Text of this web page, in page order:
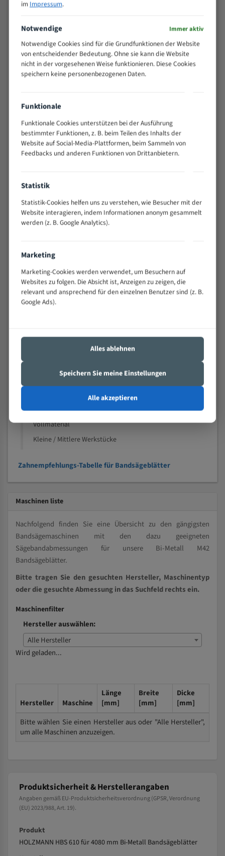
25 - 50
35 - 70
80 - 180
3/4
130 -
350
2/3
200 -
> 500
0,75/1,25
Vorteile:
Widerstandsfähig gegen Zahnbruch auch bei
schwierigen Werkstücken (Materialmischung,
wechselnde Verbindungslängen)
Sehr geringe Vibration
Technische Beschreibung:
Positiver Spanwinkel
Bandkörper aus hochlegiertem Federstahl
Nichteisenmetalle
Speziell entwickelt für Profile / Rohre
Vollmaterial
Kleine / Mittlere Werkstücke
Zahnempfehlungs-Tabelle für Bandsägeblätter
Maschinen liste
Nachfolgend finden Sie eine Übersicht zu den gängigsten
Bandsägemaschinen mit den dazu geeigneten
Sägebandabmessungen für unsere Bi-Metall M42
Bandsägeblätter.
Bitte tragen Sie den gesuchten Hersteller, Maschinentyp
oder die gesuchte Abmessung in das Suchfeld rechts ein.
Maschinenfilter
Hersteller auswählen:
Alle Hersteller
Wird geladen...
Hersteller Maschine
Länge
[mm]
Breite
[mm]
Dicke
[mm]
Bitte wählen Sie einen Hersteller aus oder "Alle Hersteller",
um alle Maschinen anzuzeigen.
Produktsicherheit & Herstellerangaben
Angaben gemäß EU-Produktsicherheitsverordnung (GPSR, Verordnung
(EU) 2023/988, Art. 19).
Produkt
HOLZMANN HBS 610 für 4080 mm Bi-Metall Bandsägeblätter
im Impressum.
Notwendige Immer aktiv
Notwendige Cookies sind für die Grundfunktionen der Website
von entscheidender Bedeutung. Ohne sie kann die Website
nicht in der vorgesehenen Weise funktionieren. Diese Cookies
speichern keine personenbezogenen Daten.
Funktionale
Funktionale Cookies unterstützen bei der Ausführung
bestimmter Funktionen, z. B. beim Teilen des Inhalts der
Website auf Social-Media-Plattformen, beim Sammeln von
Feedbacks und anderen Funktionen von Drittanbietern.
Statistik
Statistik-Cookies helfen uns zu verstehen, wie Besucher mit der
Website interagieren, indem Informationen anonym gesammelt
werden (z. B. Google Analytics).
Marketing
Marketing-Cookies werden verwendet, um Besuchern auf
Websites zu folgen. Die Absicht ist, Anzeigen zu zeigen, die
relevant und ansprechend für den einzelnen Benutzer sind (z. B.
Google Ads).
Alles ablehnen
Speichern Sie meine Einstellungen
Alle akzeptieren